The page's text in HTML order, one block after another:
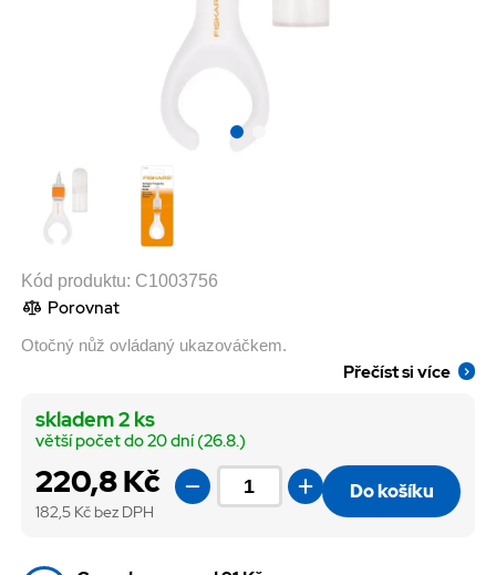
Kód produktu: C1003756
Porovnat
Otočný nůž ovládaný ukazováčkem.
Přečíst si více
220,8 Kč
182,5 Kč bez DPH
skladem 2 ks
větší počet do 20 dní (26.8.)
Do košíku